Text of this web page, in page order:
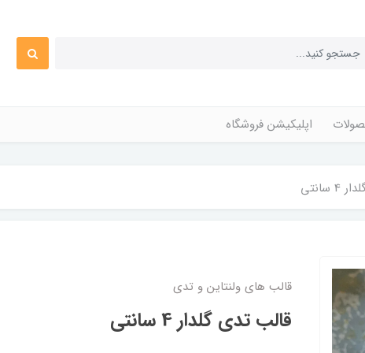
اپلیکیشن فروشگاه
قالب های ولنتاین و تدی
قالب تدی گلدار 4 سانتی